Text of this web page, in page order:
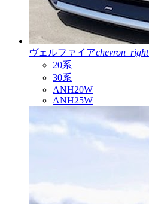
ヴェルファイアchevron_right
20系
30系
ANH20W
ANH25W